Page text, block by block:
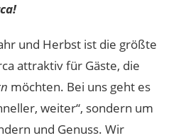
und Herbst ist die größte
attraktiv für Gäste, die
möchten. Bei uns geht es
weiter“, sondern um
und Genuss. Wir